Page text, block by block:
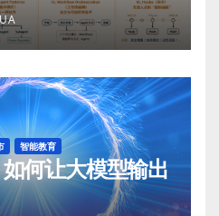
智能教育
何让大模型输出